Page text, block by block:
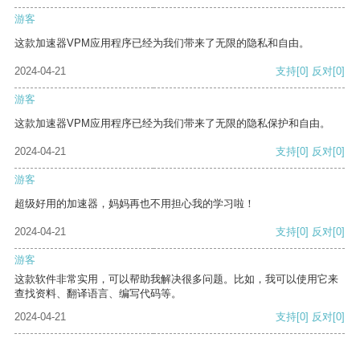
游客
这款加速器VPM应用程序已经为我们带来了无限的隐私和自由。
2024-04-21 支持[0] 反对[0]
游客
这款加速器VPM应用程序已经为我们带来了无限的隐私保护和自由。
2024-04-21 支持[0] 反对[0]
游客
超级好用的加速器，妈妈再也不用担心我的学习啦！
2024-04-21 支持[0] 反对[0]
游客
这款软件非常实用，可以帮助我解决很多问题。比如，我可以使用它来
查找资料、翻译语言、编写代码等。
2024-04-21
支持[0] 反对[0]